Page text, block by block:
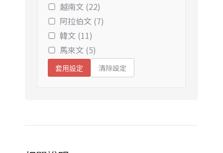
越南文 (22)
阿拉伯文 (7)
韓文 (11)
馬來文 (5)
套用設定 清除設定